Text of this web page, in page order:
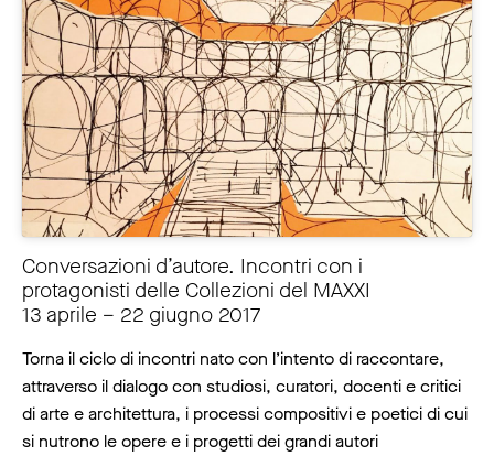
Conversazioni d’autore. Incontri con i
protagonisti delle Collezioni del MAXXI
13 aprile – 22 giugno 2017
Torna il ciclo di incontri nato con l’intento di raccontare,
attraverso il dialogo con studiosi, curatori, docenti e critici
di arte e architettura, i processi compositivi e poetici di cui
si nutrono le opere e i progetti dei grandi autori